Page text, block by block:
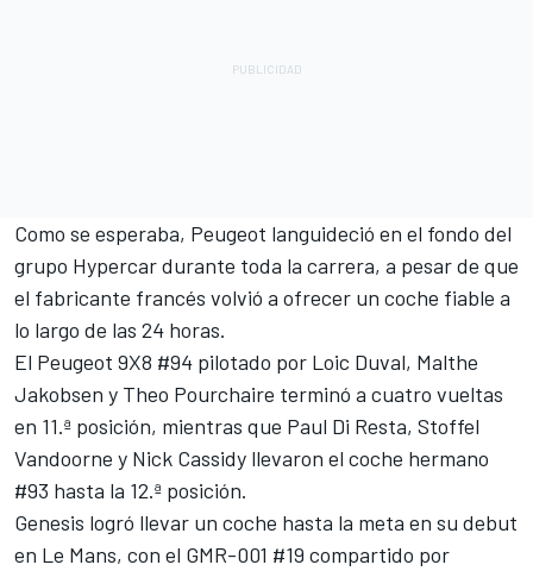
Como se esperaba, Peugeot languideció en el fondo del
grupo Hypercar durante toda la carrera, a pesar de que
el fabricante francés volvió a ofrecer un coche fiable a
lo largo de las 24 horas.
El Peugeot 9X8 #94 pilotado por Loic Duval, Malthe
Jakobsen y Theo Pourchaire terminó a cuatro vueltas
en 11.ª posición, mientras que Paul Di Resta, Stoffel
Vandoorne y Nick Cassidy llevaron el coche hermano
#93 hasta la 12.ª posición.
Genesis logró llevar un coche hasta la meta en su debut
en Le Mans, con el GMR-001 #19 compartido por